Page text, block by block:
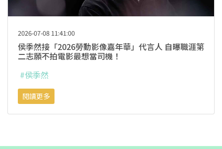
2026-07-08 11:41:00
侯季然接「2026勞動影像嘉年華」代言人 自曝職涯第
二志願不拍電影最想當司機！
#侯季然
閱讀更多